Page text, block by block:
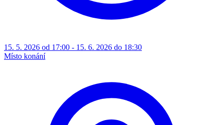
15. 5. 2026 od 17:00 - 15. 6. 2026 do 18:30
Místo konání